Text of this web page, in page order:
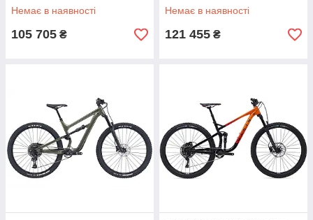
Немає в наявності
105 705 ₴
Немає в наявності
121 455 ₴